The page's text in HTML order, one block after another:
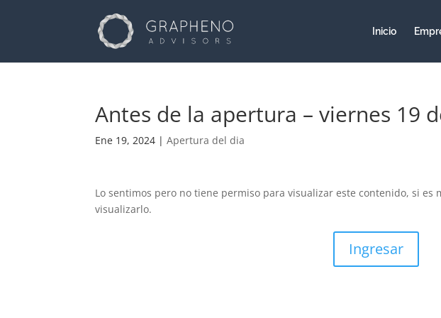
Inicio
Antes de la apertura – viernes 19
Ene 19, 2024 |Apertura del dia
Lo sentimos pero no tiene permiso para visualizar este contenido, si
visualizarlo.
Ingresar